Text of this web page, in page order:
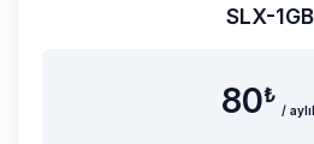
SLX-1GB
80₺
/